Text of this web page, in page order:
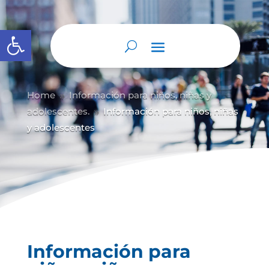
Abrir barra de herramientas
Home 9 Información para niños, niñas y
adolescentes. 9 Información para niños, niñas
y adolescentes
Información para